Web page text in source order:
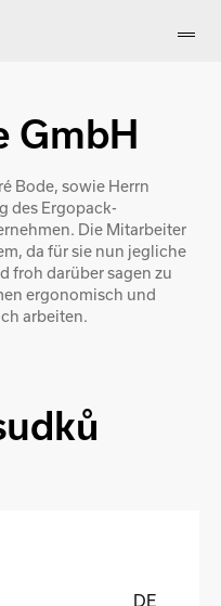
GmbH
Bode, sowie Herrn
des Ergopack-
Die Mitarbeiter
da für sie nun jegliche
froh darüber sagen zu
ergonomisch und
arbeiten.
DE